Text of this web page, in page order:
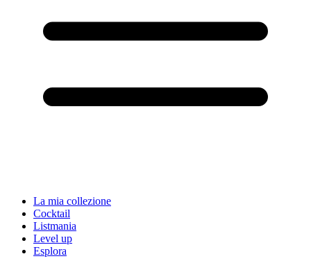
La mia collezione
Cocktail
Listmania
Level up
Esplora